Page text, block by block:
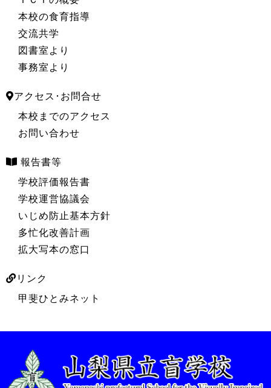
本校の食育指導
交流共学
図書室より
事務室より
アクセス･お問合せ
本校までのアクセス
お問い合わせ
報告書等
学校評価報告書
学校運営協議会
いじめ防止基本方針
多忙化改善計画
拡大写本の窓口
リンク
甲斐ひとみネット